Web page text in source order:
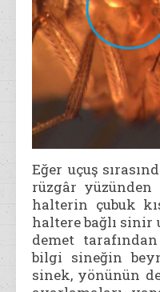
Eğer uçuş
rüzgâr
halterin çubuk
haltere bağlı sinir
demet
bilgi sineğin
sinek, yönünün